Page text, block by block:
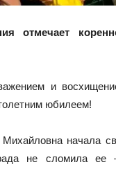
отмечает
и
юбилеем!
начала
не сломила